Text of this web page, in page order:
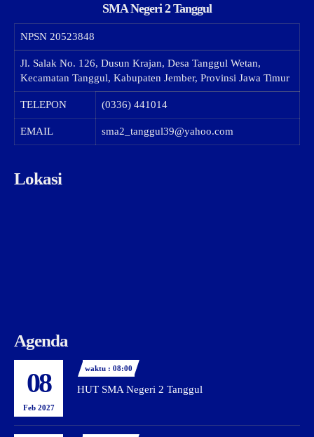
SMA Negeri 2 Tanggul
NPSN 20523848
Jl. Salak No. 126, Dusun Krajan, Desa Tanggul Wetan,
Kecamatan Tanggul, Kabupaten Jember, Provinsi Jawa Timur
TELEPON (0336) 441014
EMAIL sma2_tanggul39@yahoo.com
Lokasi
Agenda
08
Feb 2027
waktu : 08:00
HUT SMA Negeri 2 Tanggul